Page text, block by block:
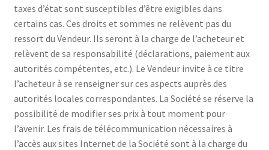
taxes d’état sont susceptibles d’être exigibles dans
certains cas. Ces droits et sommes ne relèvent pas du
ressort du Vendeur. Ils seront à la charge de l’acheteur et
relèvent de sa responsabilité (déclarations, paiement aux
autorités compétentes, etc.). Le Vendeur invite à ce titre
l’acheteur à se renseigner sur ces aspects auprès des
autorités locales correspondantes. La Société se réserve la
possibilité de modifier ses prix à tout moment pour
l’avenir. Les frais de télécommunication nécessaires à
l’accès aux sites Internet de la Société sont à la charge du